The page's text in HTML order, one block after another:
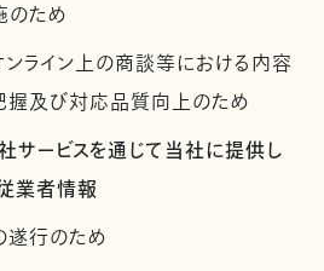
のため
ンライン上の商談等における内容
握及び対応品質向上のため
サービスを通じて当社に提供し
業者情報
遂行のため